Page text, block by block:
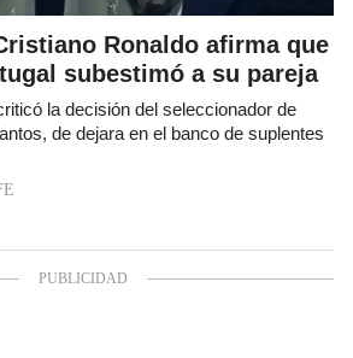
Ronaldo afirma que
subestimó a su pareja
la decisión del seleccionador de
de dejara en el banco de suplentes